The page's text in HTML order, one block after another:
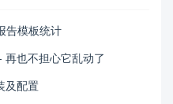
告模板统计
也不担心它乱动了
及配置